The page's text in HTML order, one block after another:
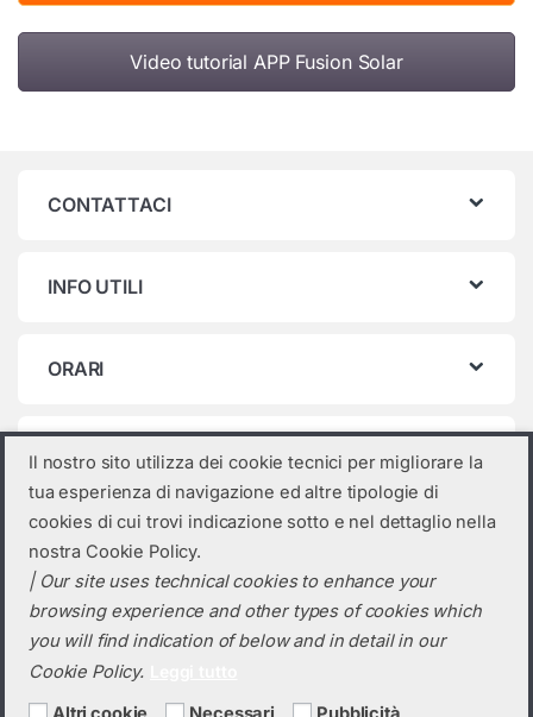
Video tutorial APP Fusion Solar
CONTATTACI
INFO UTILI
ORARI
Categorie prodotto
Seleziona una categoria
Il nostro sito utilizza dei cookie tecnici per migliorare la
tua esperienza di navigazione ed altre tipologie di
cookies di cui trovi indicazione sotto e nel dettaglio nella
nostra Cookie Policy.
| Our site uses technical cookies to enhance your
browsing experience and other types of cookies which
you will find indication of below and in detail in our
Cookie Policy.